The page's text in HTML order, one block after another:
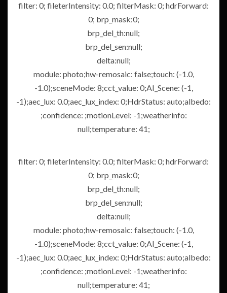
filter: 0; fileterIntensity: 0.0; filterMask: 0; hdrForward:
0; brp_mask:0;
brp_del_th:null;
brp_del_sen:null;
delta:null;
module: photo;hw-remosaic: false;touch: (-1.0,
-1.0);sceneMode: 8;cct_value: 0;AI_Scene: (-1,
-1);aec_lux: 0.0;aec_lux_index: 0;HdrStatus: auto;albedo:
;confidence: ;motionLevel: -1;weatherinfo:
null;temperature: 41;
filter: 0; fileterIntensity: 0.0; filterMask: 0; hdrForward:
0; brp_mask:0;
brp_del_th:null;
brp_del_sen:null;
delta:null;
module: photo;hw-remosaic: false;touch: (-1.0,
-1.0);sceneMode: 8;cct_value: 0;AI_Scene: (-1,
-1);aec_lux: 0.0;aec_lux_index: 0;HdrStatus: auto;albedo:
;confidence: ;motionLevel: -1;weatherinfo:
null;temperature: 41;